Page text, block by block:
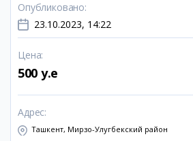
Опубликовано:
23.10.2023, 14:22
Цена:
500 y.e
Адрес:
Ташкент, Мирзо-Улугбекский район